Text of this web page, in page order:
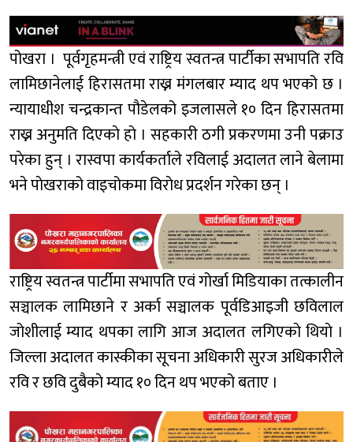
पोखरा । पूर्वगृहमन्त्री एवं राष्ट्रिय स्वतन्त्र पार्टीका सभापति रवि
लामिछानेलाई हिरासतमा राख्न मंगलबार म्याद थप भएको छ ।
न्यायाधीश चन्द्रकान्त पौडेलको इजलासले १० दिन हिरासतमा
राख्न अनुमति दिएकाे हाे । सहकारी ठगी प्रकरणमा उनी पक्राउ
परेका हुन् । रास्वपा कार्यकर्ताले रविलाई अदालत लाने बेलामा
भने पाेखराको वाइचोकमा विराेध प्रदर्शन गरेका छन् ।
राष्ट्रिय स्वतन्त्र पार्टीमा सभापति एवं गोर्खा मिडियाका तत्कालीन
सञ्चालक लामिछाने र अर्का सञ्चालक पूर्वडिआइजी छविलाल
जोशीलाई म्याद थपका लागि आज अदालत लगिएकाे थियाे ।
जिल्ला अदालत कास्कीका सूचना अधिकारी सुरज अधिकारीले
रवि र छवि दुबैकाे म्याद १० दिन थप भएको बताए ।